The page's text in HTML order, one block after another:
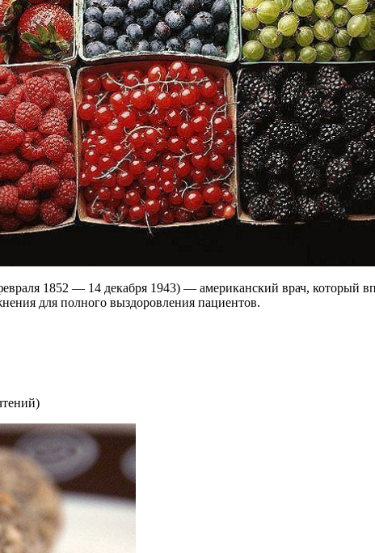
1852 — 14 декабря 1943) — американский врач, который
для полного выздоровления пациентов.
)